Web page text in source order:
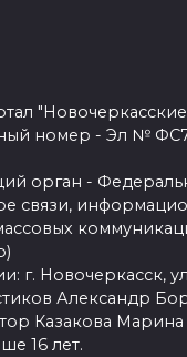
номер - Эл №
орган -
связи,
г. Новочеркасск,
Александр
Казакова
16 лет.